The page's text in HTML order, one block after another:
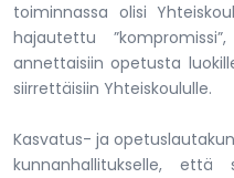
toiminnassa olisi
hajautettu
annettaisiin opetusta
siirrettäisiin Yhteiskoululle.
Kasvatus- ja
kunnanhallitukselle, että